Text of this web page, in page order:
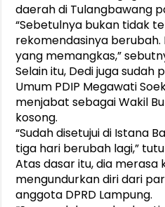
daerah di Tulangbawang
“Sebetulnya bukan tidak
rekomendasinya
yang memangkas,”
Selain itu, Dedi juga sudah
Umum PDIP Megawati
menjabat sebagai Wakil
kosong.
“Sudah disetujui di Istana
tiga hari berubah lagi,”
Atas dasar itu, dia merasa
mengundurkan diri dari
anggota DPRD Lampung.